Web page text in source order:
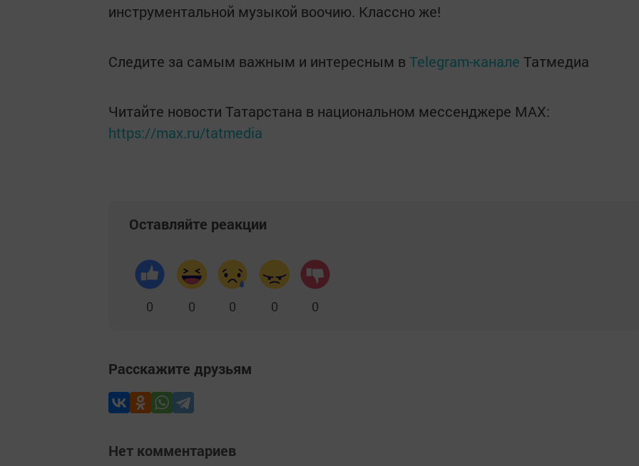
инструментальной музыкой воочию. Классно же!
Следите за самым важным и интересным в Telegram-канале Татмедиа
Читайте новости Татарстана в национальном мессенджере MАХ:
https://max.ru/tatmedia
Оставляйте реакции
0 0 0 0 0
Расскажите друзьям
Нет комментариев